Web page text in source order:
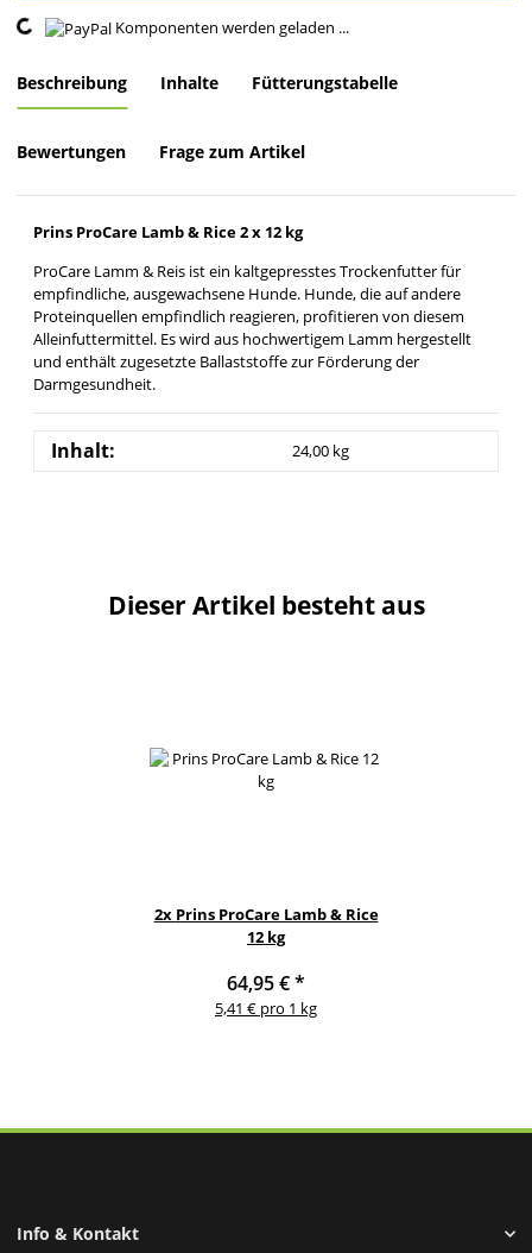
Loading... Komponenten werden geladen ...
Beschreibung Inhalte Fütterungstabelle
Bewertungen Frage zum Artikel
Prins ProCare Lamb & Rice 2 x 12 kg
ProCare Lamm & Reis ist ein kaltgepresstes Trockenfutter für
empfindliche, ausgewachsene Hunde. Hunde, die auf andere
Proteinquellen empfindlich reagieren, profitieren von diesem
Alleinfuttermittel. Es wird aus hochwertigem Lamm hergestellt
und enthält zugesetzte Ballaststoffe zur Förderung der
Darmgesundheit.
Inhalt: 24,00 kg
Dieser Artikel besteht aus
2x Prins ProCare Lamb & Rice
12 kg
64,95 €*
5,41 € pro 1 kg
Info & Kontakt